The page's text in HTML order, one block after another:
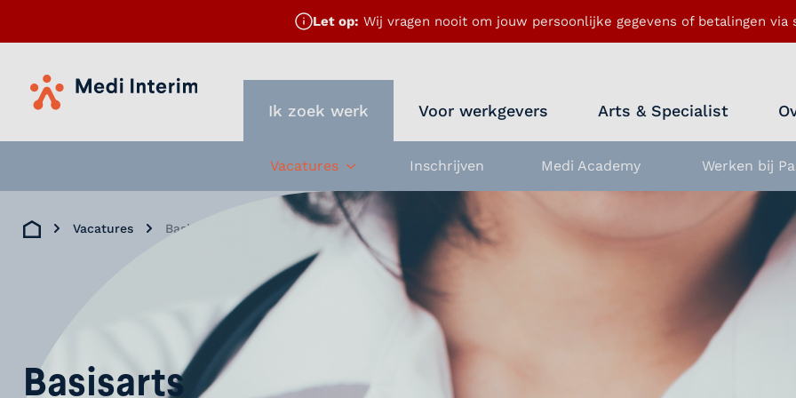
Let op: Wij vragen nooit om jouw persoonlijke gegevens of betalingen via
Home
Ik zoek werk Voor werkgevers Arts & Specialist
Vacatures
Inschrijven Medi Academy Werken bij
Home
Vacatures Basisarts Ouderengeneeskunde Zomerperiode 2026
Basisarts